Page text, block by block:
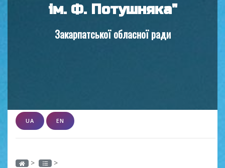
ім. Ф. Потушняка"
Закарпатської обласної ради
UA EN
> >